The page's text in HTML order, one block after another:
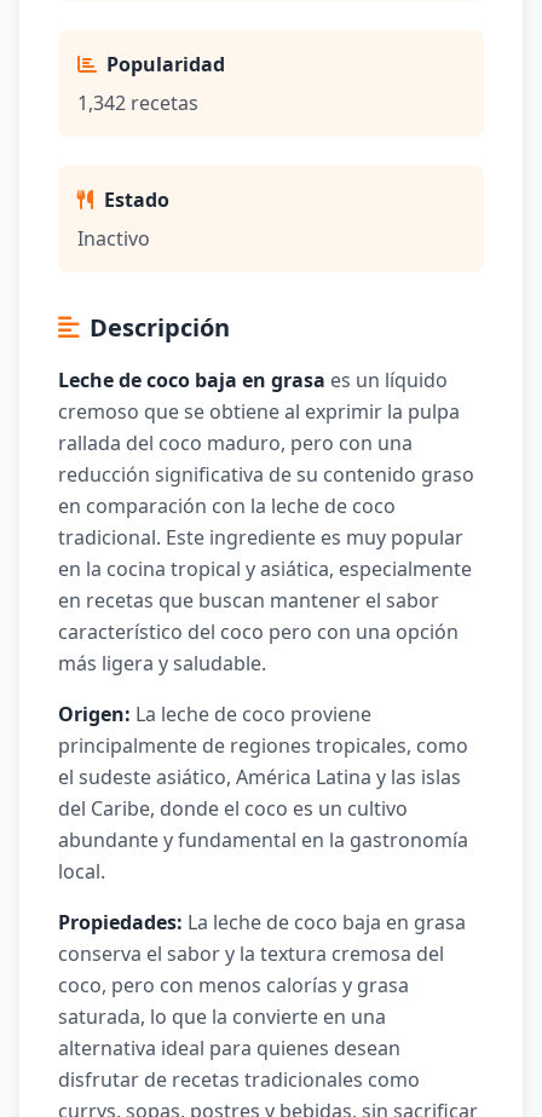
Popularidad
1,342 recetas
Estado
Inactivo
Descripción
Leche de coco baja en grasa es un líquido
cremoso que se obtiene al exprimir la pulpa
rallada del coco maduro, pero con una
reducción significativa de su contenido graso
en comparación con la leche de coco
tradicional. Este ingrediente es muy popular
en la cocina tropical y asiática, especialmente
en recetas que buscan mantener el sabor
característico del coco pero con una opción
más ligera y saludable.
Origen: La leche de coco proviene
principalmente de regiones tropicales, como
el sudeste asiático, América Latina y las islas
del Caribe, donde el coco es un cultivo
abundante y fundamental en la gastronomía
local.
Propiedades: La leche de coco baja en grasa
conserva el sabor y la textura cremosa del
coco, pero con menos calorías y grasa
saturada, lo que la convierte en una
alternativa ideal para quienes desean
disfrutar de recetas tradicionales como
currys, sopas, postres y bebidas, sin sacrificar